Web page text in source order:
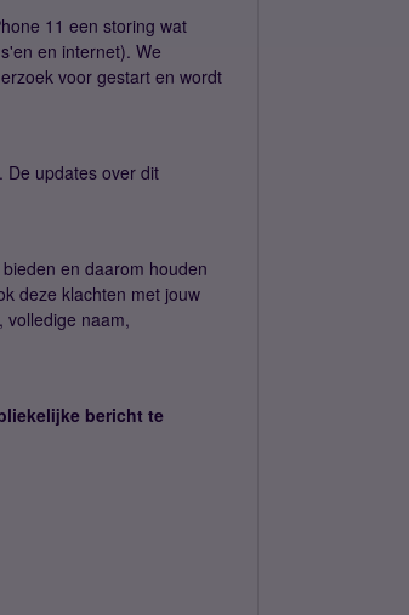
11 een storing wat
en internet). We
voor gestart en wordt
De updates over dit
en daarom houden
deze klachten met jouw
volledige naam,
bericht te